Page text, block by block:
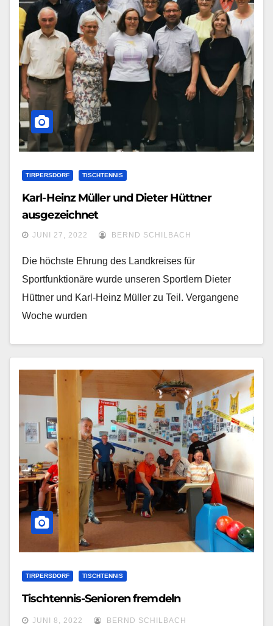
TIRPERSDORF TISCHTENNIS
Karl-Heinz Müller und Dieter Hüttner
ausgezeichnet
JUNI 27, 2022 BERND SCHILBACH
Die höchste Ehrung des Landkreises für
Sportfunktionäre wurde unseren Sportlern Dieter
Hüttner und Karl-Heinz Müller zu Teil. Vergangene
Woche wurden
TIRPERSDORF TISCHTENNIS
Tischtennis-Senioren fremdeln
JUNI 8, 2022 BERND SCHILBACH